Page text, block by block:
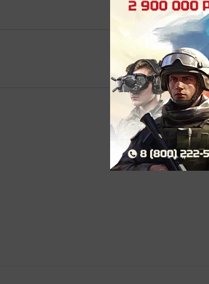
Авторизоваться